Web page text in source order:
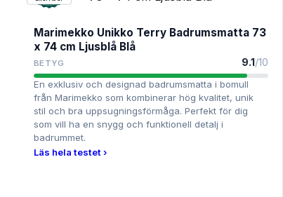
Marimekko Unikko Terry Badrumsmatta 73
x 74 cm Ljusblå Blå
BETYG 9.1/10
En exklusiv och designad badrumsmatta i bomull
från Marimekko som kombinerar hög kvalitet, unik
stil och bra uppsugningsförmåga. Perfekt för dig
som vill ha en snygg och funktionell detalj i
badrummet.
Läs hela testet ›